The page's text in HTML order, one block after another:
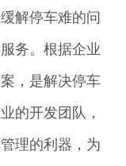
解停车难的问
务。根据企业
，是解决停车
的开发团队，
理的利器，为